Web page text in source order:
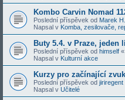
Kombo Carvin Nomad
Poslední příspěvek od Marek H.
Napsal v Komba, zesilovače,
Buty 5.4. v Praze, jeden
Poslední příspěvek od himself «
Napsal v Kulturní akce
Kurzy pro začínající
Poslední příspěvek od jiriregent
Napsal v Učitelé